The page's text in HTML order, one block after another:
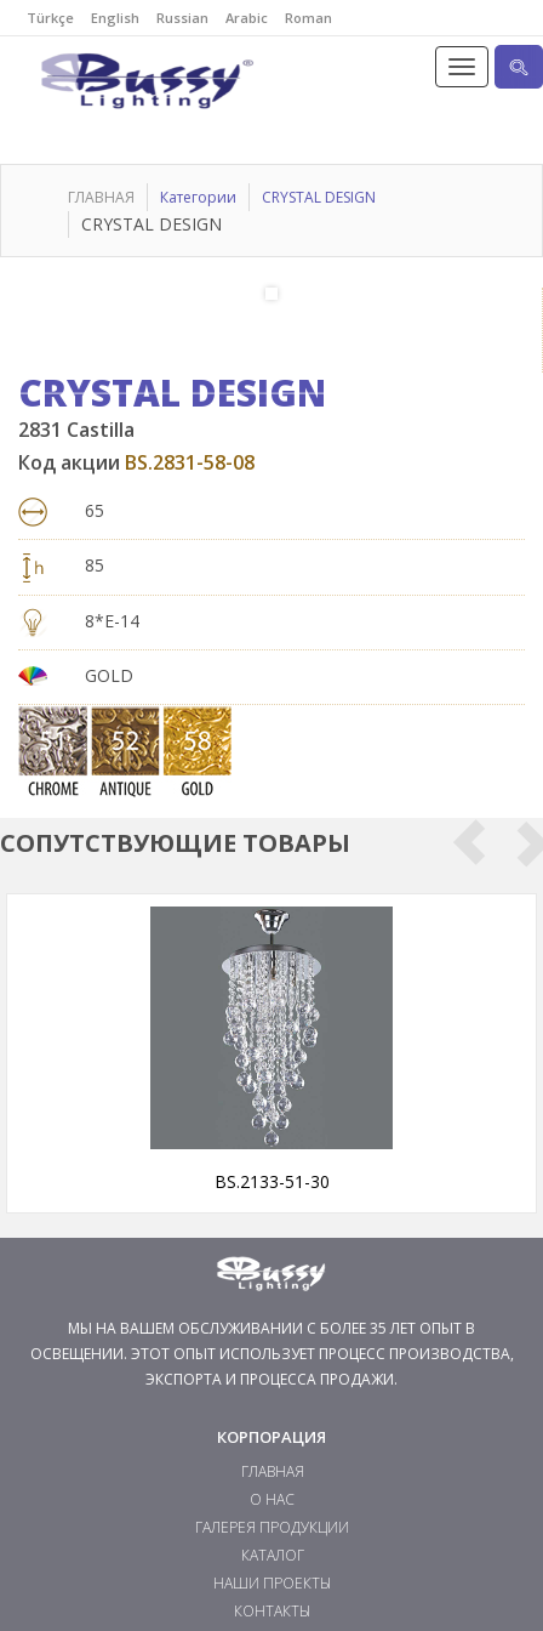
Türkçe English Russian Arabic Roman
ГЛАВНАЯ Категории CRYSTAL DESIGN
CRYSTAL DESIGN
CRYSTAL DESIGN
2831 Castilla
Код акции BS.2831-58-08
65
85
8*E-14
GOLD
СОПУТСТВУЮЩИЕ ТОВАРЫ
BS.2133-51-30
МЫ НА ВАШЕМ ОБСЛУЖИВАНИИ С БОЛЕЕ 35 ЛЕТ ОПЫТ В
ОСВЕЩЕНИИ. ЭТОТ ОПЫТ ИСПОЛЬЗУЕТ ПРОЦЕСС ПРОИЗВОДСТВА,
ЭКСПОРТА И ПРОЦЕССА ПРОДАЖИ.
КОРПОРАЦИЯ
ГЛАВНАЯ
О НАС
ГАЛЕРЕЯ ПРОДУКЦИИ
КАТАЛОГ
НАШИ ПРОЕКТЫ
КОНТАКТЫ